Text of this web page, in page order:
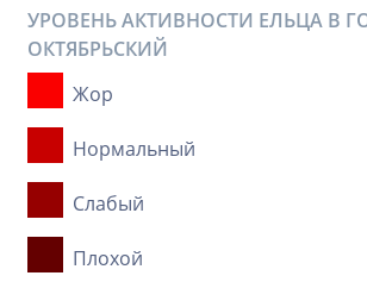
УРОВЕНЬ АКТИВНОСТИ ЕЛЬЦА В
ОКТЯБРЬСКИЙ
Жор
Нормальный
Слабый
Плохой